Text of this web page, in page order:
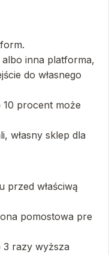
inna platforma,
do własnego
procent może
własny sklep dla
przed właściwą
pomostowa pre
3 razy wyższa